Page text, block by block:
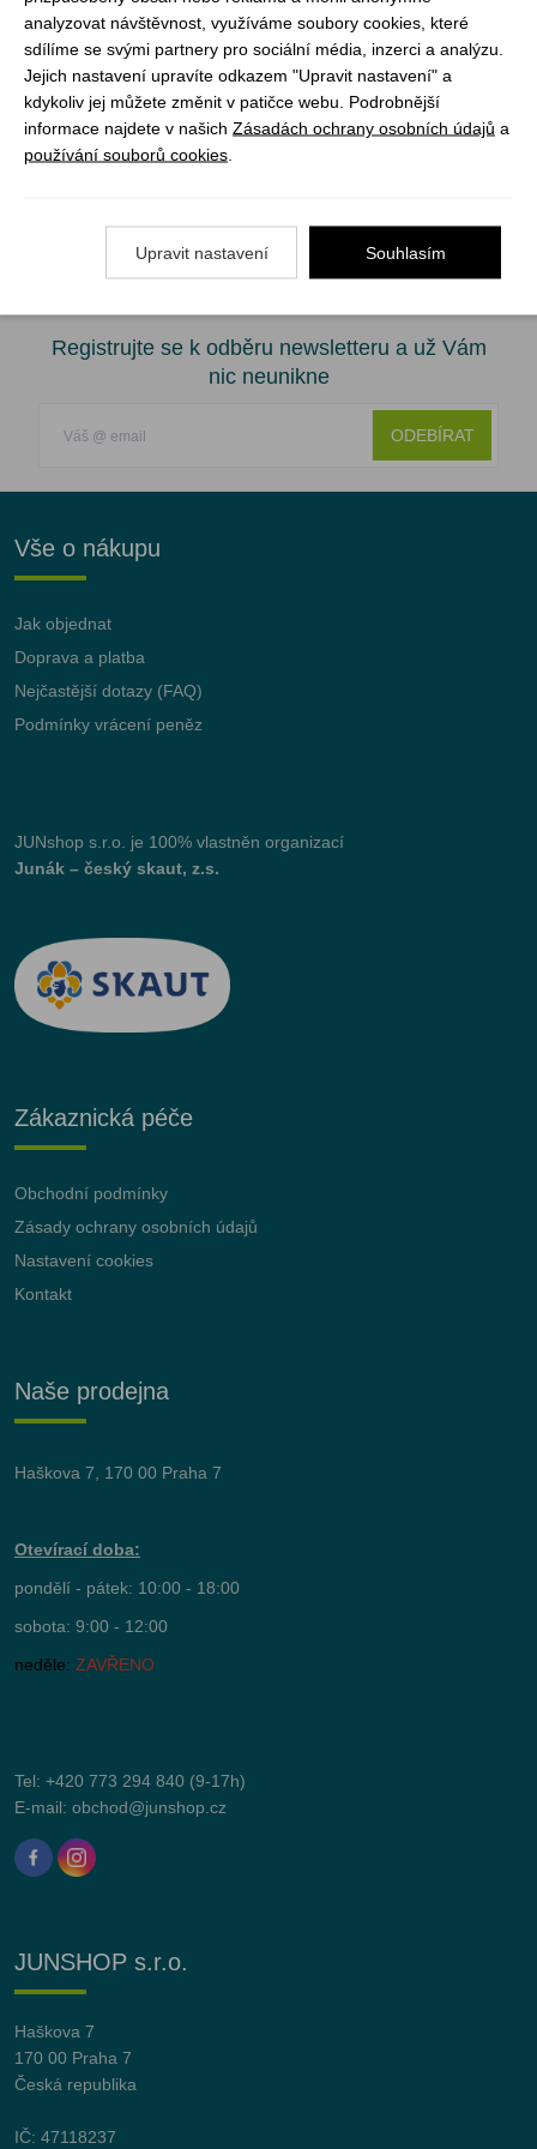
oděru. Boty jsou velmi komfortní, uvnitř polstrované.
Obuv má zpevněnou patu a špičku a díky Vibram
podrážce je vhodná pro lehkou a střední turistiku.
Materiál: kůže + textil
Registrujte se k odběru newsletteru a už Vám
nic neunikne
ODEBÍRAT
Vše o nákupu
Jak objednat
Doprava a platba
Nejčastější dotazy (FAQ)
Podmínky vrácení peněz
JUNshop s.r.o.
je 100% vlastněn organizací
Junák – český skaut, z.s.
Zákaznická péče
Obchodní podmínky
Zásady ochrany osobních údajů
Nastavení cookies
Kontakt
Naše prodejna
Haškova 7, 170 00 Praha 7
Otevírací doba:
pondělí - pátek: 10:00 - 18:00
sobota: 9:00 - 12:00
neděle: ZAVŘENO
Tel: +420 773 294 840 (9-17h)
E-mail: obchod@junshop.cz
JUNSHOP s.r.o.
Haškova 7
170 00 Praha 7
Česká republika
IČ: 47118237
analyzovat návštěvnost, využíváme soubory cookies, které
sdílíme se svými partnery pro sociální média, inzerci a analýzu.
Jejich nastavení upravíte odkazem "Upravit nastavení" a
kdykoliv jej můžete změnit v patičce webu. Podrobnější
informace najdete v našich Zásadách ochrany osobních údajů a
používání souborů cookies
Upravit nastavení Souhlasím